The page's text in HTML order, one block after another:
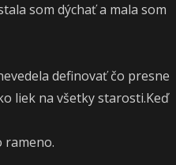
som dýchať a mala som
definovať čo presne
liek na všetky starosti.Keď
rameno.